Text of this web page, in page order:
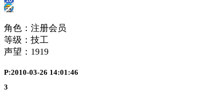
角色：注册会员
等级：技工
声望： 1919
P:2010-03-26 14:01:46
3